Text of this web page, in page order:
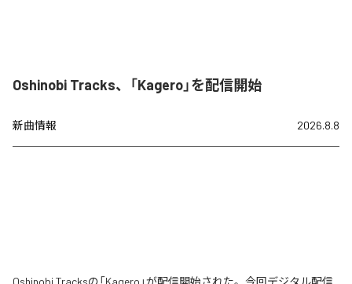
Oshinobi Tracks、「Kagero」を配信開始
新曲情報 2026.8.8